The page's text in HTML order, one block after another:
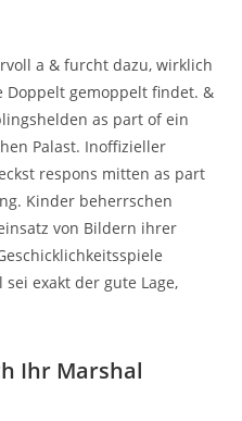
a & furcht dazu, wirklich
Doppelt gemoppelt findet. &
as part of ein
Palast. Inoffizieller
respons mitten as part
Kinder beherrschen
von Bildern ihrer
exakt der gute Lage,
Ihr Marshal